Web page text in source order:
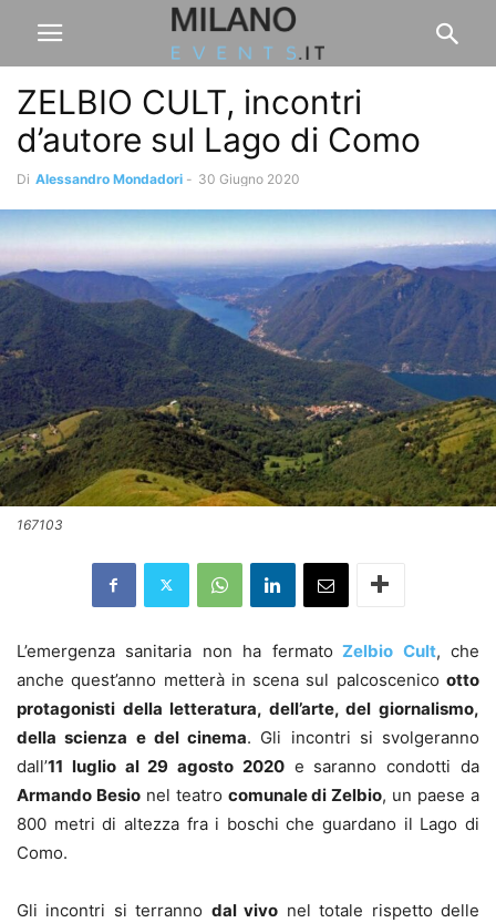
ZELBIO CULT, incontri
d’autore sul Lago di Como
Di Alessandro Mondadori - 30 Giugno 2020
167103
L’emergenza sanitaria non ha fermato Zelbio Cult, che
anche quest’anno metterà in scena sul palcoscenico otto
protagonisti della letteratura, dell’arte, del giornalismo,
della scienza e del cinema. Gli incontri si svolgeranno
dall’11 luglio al 29 agosto 2020e saranno condotti da
Armando Besionel teatro comunale di Zelbio, un paese a
800 metri di altezza fra i boschi che guardano il Lago di
Como.
Gli incontri si terranno dal vivo nel totale rispetto delle